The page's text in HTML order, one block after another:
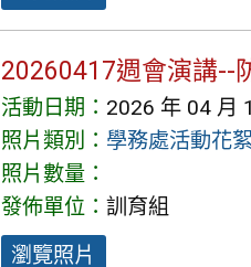
20260417週會演講--
活動日期： 2026 年 04 月
照片類別： 學務處活動花絮
照片數量：
發佈單位： 訓育組
瀏覽照片